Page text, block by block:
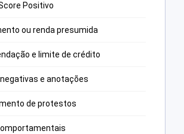
Positivo
ou renda presumida
e limite de crédito
negativas e anotações
de protestos